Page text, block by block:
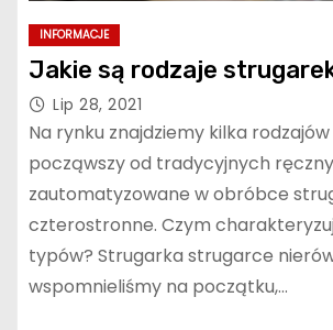
INFORMACJE
Jakie są rodzaje
Lip 28, 2021
Na rynku znajdziemy kilka
począwszy od tradycyjnych
zautomatyzowane w obróbce
czterostronne. Czym
typów? Strugarka strugarce
wspomnieliśmy na początku,…